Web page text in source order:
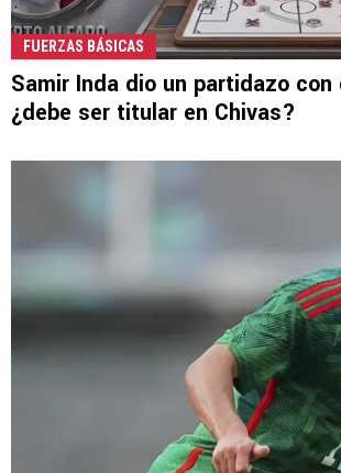
FUERZAS BÁSICAS
Samir Inda dio un partidazo con
¿debe ser titular en Chivas?